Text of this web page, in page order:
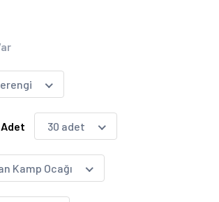
30 adet
Kamp Ocağı